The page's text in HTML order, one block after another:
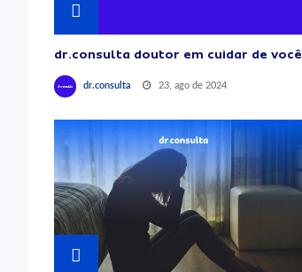
dr.consulta doutor em cuidar de você
dr.consulta 23, ago de 2024